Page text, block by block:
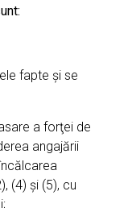
fapte şi se
a forţei de
angajării
(4) şi (5), cu